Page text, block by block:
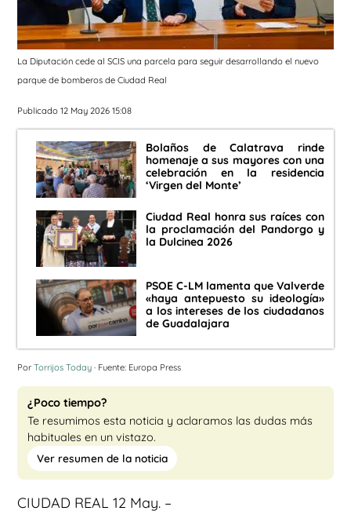
La Diputación cede al SCIS una parcela para seguir desarrollando el nuevo
parque de bomberos de Ciudad Real
Publicado 12 May 2026 15:08
Bolaños de Calatrava rinde
homenaje a sus mayores con una
celebración en la residencia
‘Virgen del Monte’
Ciudad Real honra sus raíces con
la proclamación del Pandorgo y
la Dulcinea 2026
PSOE C-LM lamenta que Valverde
«haya antepuesto su ideología»
a los intereses de los ciudadanos
de Guadalajara
Por Torrijos Today · Fuente: Europa Press
¿Poco tiempo?
Te resumimos esta noticia y aclaramos las dudas más
habituales en un vistazo.
Ver resumen de la noticia
CIUDAD REAL 12 May. –